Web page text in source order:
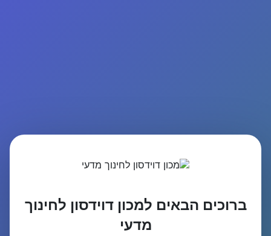
ברוכים הבאים למכון דוידסון לחינוך
מדעי